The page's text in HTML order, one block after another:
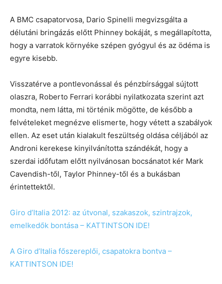
A BMC csapatorvosa, Dario Spinelli megvizsgálta a
délutáni bringázás előtt Phinney bokáját, s megállapította,
hogy a varratok környéke szépen gyógyul és az ödéma is
egyre kisebb.
Visszatérve a pontlevonással és pénzbírsággal sújtott
olaszra, Roberto Ferrari korábbi nyilatkozata szerint azt
mondta, nem látta, mi történik mögötte, de később a
felvételeket megnézve elismerte, hogy vétett a szabályok
ellen. Az eset után kialakult feszültség oldása céljából az
Androni kerekese kinyilvánította szándékát, hogy a
szerdai időfutam előtt nyilvánosan bocsánatot kér Mark
Cavendish-től, Taylor Phinney-től és a bukásban
érintettektől.
Giro d’Italia 2012: az útvonal, szakaszok, szintrajzok,
emelkedők bontása – KATTINTSON IDE!
A Giro d’Italia főszereplői, csapatokra bontva –
KATTINTSON IDE!